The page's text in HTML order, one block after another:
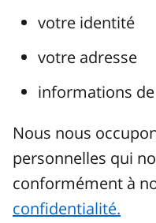
votre identité
votre adresse
informations
Nous nous
personnelles qui
conformément à
confidentialité.